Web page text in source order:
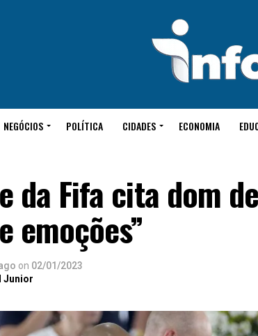
NEGÓCIOS POLÍTICA CIDADES ECONOMIA
da Fifa cita dom
emoções”
on 02/01/2023
Junior